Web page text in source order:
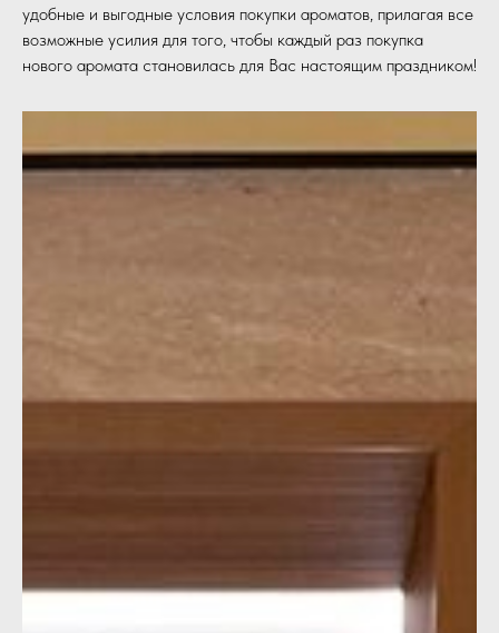
удобные и выгодные условия покупки ароматов, прилагая все
возможные усилия для того, чтобы каждый раз покупка
нового аромата становилась для Вас настоящим праздником!